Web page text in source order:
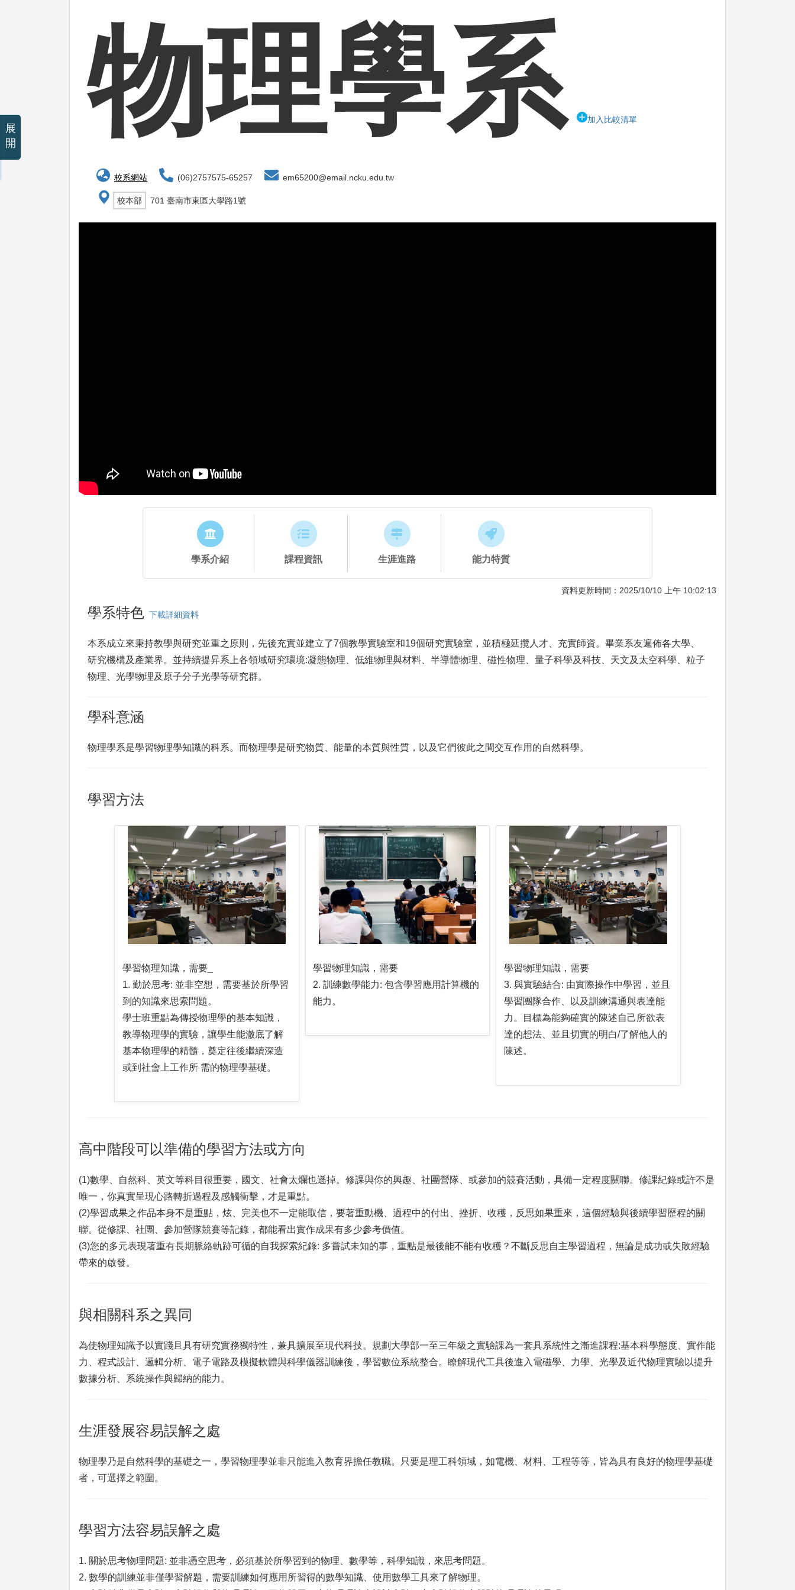
物理學系 加入比較清單
校系網站 (06)2757575-65257 em65200@email.ncku.edu.tw
校本部 701 臺南市東區大學路1號
學系介紹 課程資訊 生涯進路 能力特質
資料更新時間：2025/10/10 上午 10:02:13
學系特色 下載詳細資料
本系成立來秉持教學與研究並重之原則，先後充實並建立了7個教學實驗室和19個研究實驗室，並積極延攬人才、充實師資。畢業系友遍佈各大學、
研究機構及產業界。並持續提昇系上各領域研究環境:凝態物理、低維物理與材料、半導體物理、磁性物理、量子科學及科技、天文及太空科學、粒子
物理、光學物理及原子分子光學等研究群。
學科意涵
物理學系是學習物理學知識的科系。而物理學是研究物質、能量的本質與性質，以及它們彼此之間交互作用的自然科學。
學習方法
學習物理知識，需要_
1. 勤於思考: 並非空想，需要基於所學習
到的知識來思索問題。
學士班重點為傳授物理學的基本知識，
教導物理學的實驗，讓學生能澈底了解
基本物理學的精髓，奠定往後繼續深造
或到社會上工作所 需的物理學基礎。
學習物理知識，需要
2. 訓練數學能力: 包含學習應用計算機的
能力。
學習物理知識，需要
3. 與實驗結合: 由實際操作中學習，並且
學習團隊合作、以及訓練溝通與表達能
力。目標為能夠確實的陳述自己所欲表
達的想法、並且切實的明白/了解他人的
陳述。
高中階段可以準備的學習方法或方向
(1)數學、自然科、英文等科目很重要，國文、社會太爛也遜掉。修課與你的興趣、社團營隊、或參加的競賽活動，具備一定程度關聯。修課紀錄或許不是
唯一，你真實呈現心路轉折過程及感觸衝擊，才是重點。
(2)學習成果之作品本身不是重點，炫、完美也不一定能取信，要著重動機、過程中的付出、挫折、收穫，反思如果重來，這個經驗與後續學習歷程的關
聯。從修課、社團、參加營隊競賽等記錄，都能看出實作成果有多少參考價值。
(3)您的多元表現著重有長期脈絡軌跡可循的自我探索紀錄: 多嘗試未知的事，重點是最後能不能有收穫？不斷反思自主學習過程，無論是成功或失敗經驗
帶來的啟發。
與相關科系之異同
為使物理知識予以實踐且具有研究實務獨特性，兼具擴展至現代科技。規劃大學部一至三年級之實驗課為一套具系統性之漸進課程:基本科學態度、實作能
力、程式設計、邏輯分析、電子電路及模擬軟體與科學儀器訓練後，學習數位系統整合。瞭解現代工具後進入電磁學、力學、光學及近代物理實驗以提升
數據分析、系統操作與歸納的能力。
生涯發展容易誤解之處
物理學乃是自然科學的基礎之一，學習物理學並非只能進入教育界擔任教職。只要是理工科領域，如電機、材料、工程等等，皆為具有良好的物理學基礎
者，可選擇之範圍。
學習方法容易誤解之處
1. 關於思考物理問題: 並非憑空思考，必須基於所學習到的物理、數學等，科學知識，來思考問題。
2. 數學的訓練並非僅學習解題，需要訓練如何應用所習得的數學知識、使用數學工具來了解物理。
展
開